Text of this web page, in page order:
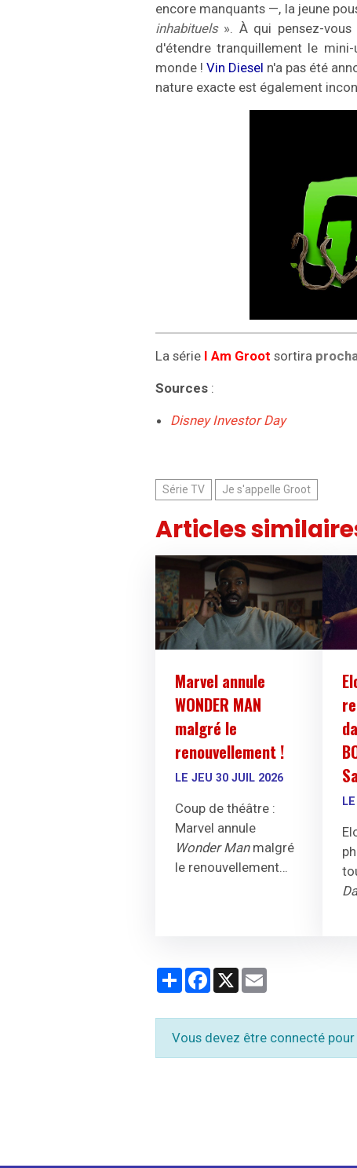
encore manquants —, la jeune
inhabituels». À qui pensez-
d'étendre tranquillement le
monde !Vin Diesel n'a pas été
nature exacte est également
La série I Am Groot sortira
Sources :
Disney Investor Day
Série TV Je s'appelle Groot
Articles
Marvel annule
WONDER MAN
malgré le
renouvellement !
LE JEU 30 JUIL 2026
Coup de théâtre :
Marvel annule
Wonder Manmalgré
le renouvellement
pas le jour.
PartagerFacebook
X
Vous devez être connecté